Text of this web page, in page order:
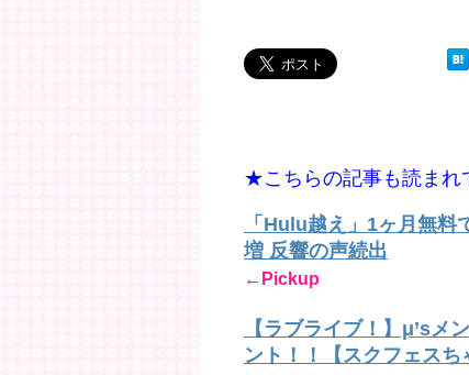
★こちらの記事も読ま
「Hulu越え」1ヶ月無
増 反響の声続出
←Pickup
【ラブライブ！】μ’sメ
ント！！【スクフェスち